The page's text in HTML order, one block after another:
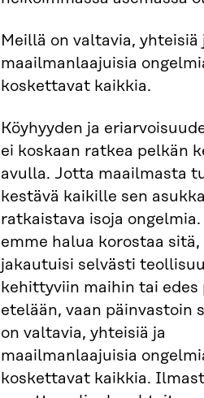
Meillä on valtavia, yhteisiä
maailmanlaajuisia
koskettavat kaikkia.
Köyhyyden ja
ei koskaan ratkea pelkän
avulla. Jotta maailmasta
kestävä kaikille sen
ratkaistava isoja
emme halua korostaa
jakautuisi selvästi
kehittyviin maihin tai edes
etelään, vaan päinvastoin
on valtavia, yhteisiä ja
maailmanlaajuisia
koskettavat kaikkia.